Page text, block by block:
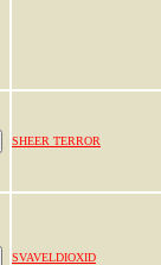
SHEER TERROR
SVAVELDIOXID